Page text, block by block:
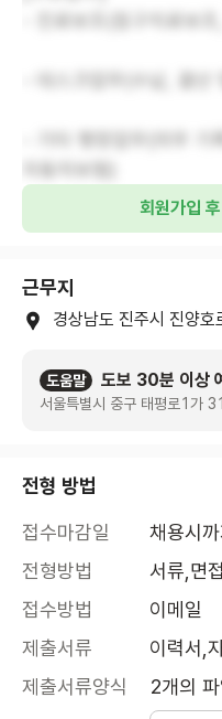
회원가입
근무지
경상남도 진주시 진양호
도움말 도보 30분 이상
서울특별시 중구 태평로1가
전형 방법
접수마감일
채용시까
전형방법
서류,면접
접수방법
이메일
제출서류
이력서,
제출서류양식
2개의